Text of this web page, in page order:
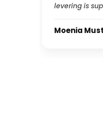
levering is
Moenia